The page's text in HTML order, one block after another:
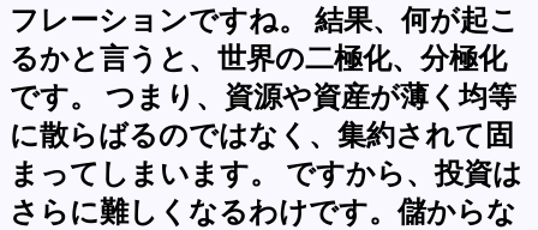
フレーションですね。 結果、何が起こ
るかと言うと、世界の二極化、分極化
です。 つまり、資源や資産が薄く均等
に散らばるのではなく、集約されて固
まってしまいます。 ですから、投資は
さらに難しくなるわけです。儲からな